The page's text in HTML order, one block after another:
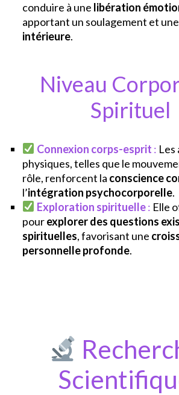
conduire à une libération
apportant un soulagement et une
intérieure.
Niveau
Spirituel
Connexion corps-esprit : Les
physiques, telles que le
rôle, renforcent la conscience
l’intégration psychocorporelle.
Exploration spirituelle: Elle
pourexplorer des questions
spirituelles, favorisant une
personnelle profonde.